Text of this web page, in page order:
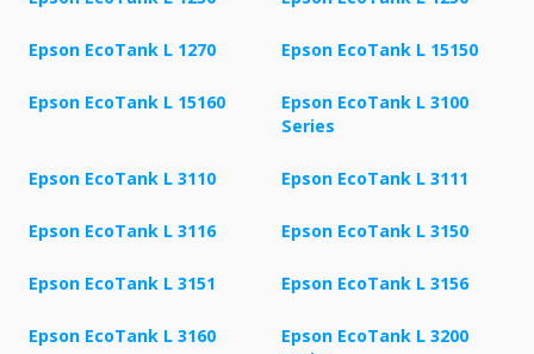
Epson EcoTank L 1270 Epson EcoTank L 15150
Epson EcoTank L 15160
Epson EcoTank L 3100
Series
Epson EcoTank L 3110 Epson EcoTank L 3111
Epson EcoTank L 3116 Epson EcoTank L 3150
Epson EcoTank L 3151 Epson EcoTank L 3156
Epson EcoTank L 3160
Epson EcoTank L 3200